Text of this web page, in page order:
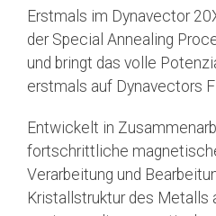
Erstmals im Dynavector
der Special Annealing
und bringt das volle
erstmals auf Dynavectors
Entwickelt in
fortschrittliche
Verarbeitung und
Kristallstruktur des Metalls